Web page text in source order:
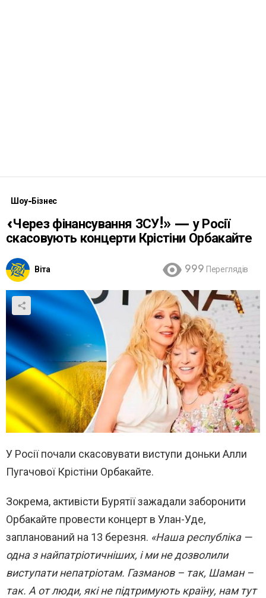
Шоу-Бізнес
«Через фінансування ЗСУ!» — у Росії
скасовують концерти Крістіни Орбакайте
Віта 999 Переглядів
У Росії почали скасовувати виступи доньки Алли
Пугачової Крістіни Орбакайте.
Зокрема, активісти Бурятії зажадали заборонити
Орбакайте провести концерт в Улан-Уде,
запланований на 13 березня. «Наша республіка —
одна з найпатріотичніших, і ми не дозволили
виступати непатріотам. Газманов – так, Шаман –
так. А от люди, які не підтримують країну, нам тут